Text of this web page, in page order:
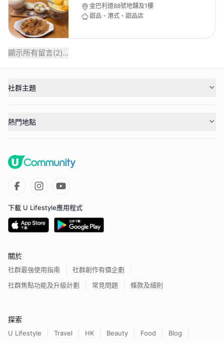
金巴利道88號地舖及1樓
甜品、港式、甜品店
顯示所有留言(2)...
社群主題
熱門地點
下載 U Lifestyle應用程式
關於
社群最強使用指南
社群創作有價企劃
社群焦點功能及升級計劃
常見問題 條款及細則
探索
U Lifestyle Travel HK Beauty Food Blog